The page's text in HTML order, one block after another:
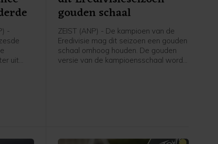
-
uit
gouden schaal
ZEIST (ANP) - De kampioen van de
Eredivisie mag dit seizoen een gouden
schaal omhoog houden. De gouden
versie van de kampioensschaal wordt